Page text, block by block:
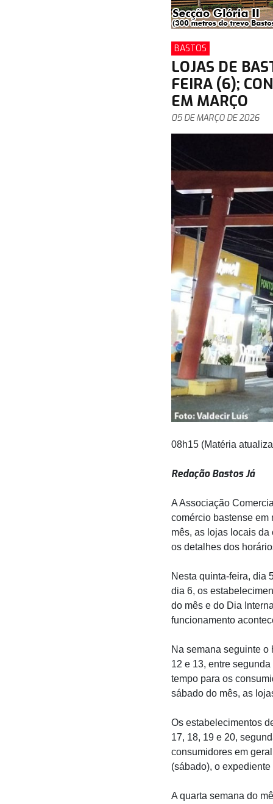
BASTOS
LOJAS DE
FEIRA (6);
EM MARÇO
05 DE MARÇO DE 2026
08h15 (Matéria
Redação Bastos Já
A Associação
comércio bastense em
mês, as lojas locais
os detalhes dos
Nesta quinta-feira, dia
dia 6, os
do mês e do Dia
funcionamento
Na semana seguinte o
12 e 13, entre
tempo para os
sábado do mês, as
Os estabelecimentos
17, 18, 19 e 20,
consumidores em
(sábado), o
A quarta semana do